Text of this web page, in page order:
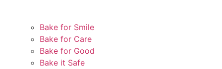
Bake for Smile
Bake for Care
Bake for Good
Bake it Safe